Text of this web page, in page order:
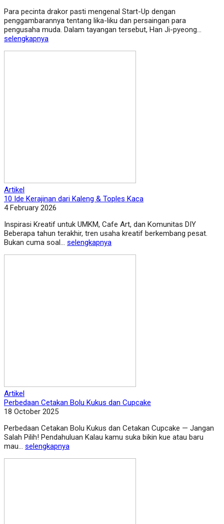
Para pecinta drakor pasti mengenal Start-Up dengan
penggambarannya tentang lika-liku dan persaingan para
pengusaha muda. Dalam tayangan tersebut, Han Ji-pyeong...
selengkapnya
Artikel
10 Ide Kerajinan dari Kaleng & Toples Kaca
4 February 2026
Inspirasi Kreatif untuk UMKM, Cafe Art, dan Komunitas DIY
Beberapa tahun terakhir, tren usaha kreatif berkembang pesat.
Bukan cuma soal... selengkapnya
Artikel
Perbedaan Cetakan Bolu Kukus dan Cupcake
18 October 2025
Perbedaan Cetakan Bolu Kukus dan Cetakan Cupcake — Jangan
Salah Pilih! Pendahuluan Kalau kamu suka bikin kue atau baru
mau... selengkapnya